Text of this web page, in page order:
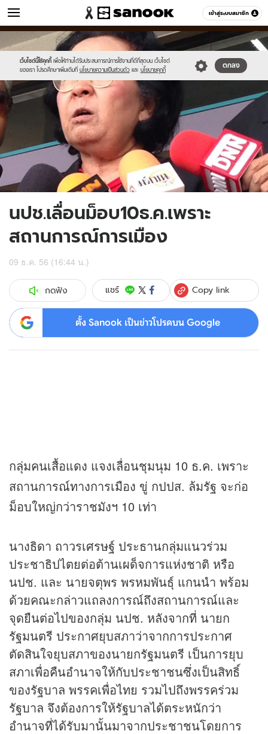
เข้าสู่ระบบสมาชิก
ข่าว หมวดอื่นๆ
เว็บไซต์นี้ใช้คุกกี้ เพื่อให้ท่านได้รับประสบการณ์การใช้งานที่ดีที่สุดบน เว็บไซต์
ของเรา โปรดศึกษาเพิ่มเติมที่ นโยบายความเป็นส่วนตัว และ นโยบายคุกกี้
ตกลง
Sanook
//s.isanook.com/sr/0/images/logo-
new-
sanook.png
//s.isanook.com/ns/0/ud/270/1353293/500575-
01.jpg
นปช.เลื่อนม็อบ10ธ.ค.เพราะ
สถานการณ์การเมือง
09 ธ.ค. 56 (16:44 น.)
กดฟัง แชร์ Copy link
ตั้ง Sanook เป็นข่าวโปรดบน Google
กลุ่มคนเสื้อแดง แจงเลื่อนชุมนุม 10 ธ.ค. เพราะ
สถานการณ์ทางการเมือง ขู่ กปปส. ล้มรัฐ จะก่อ
ม็อบใหญ่กว่าราชมังฯ 10 เท่า
นางธิดา ถาวรเศรษฐ์ ประธานกลุ่มแนวร่วม
ประชาธิปไตยต่อต้านเผด็จการแห่งชาติ หรือ
นปช. และ นายจตุพร พรหมพันธุ์ แกนนำ พร้อม
ด้วยคณะกล่าวแถลงการณ์ถึงสถานการณ์และ
จุดยืนต่อไปของกลุ่ม นปช. หลังจากที่ นายก
รัฐมนตรี ประกาศยุบสภาว่าจากการประกาศ
ตัดสินใจยุบสภาของนายกรัฐมนตรี เป็นการยุบ
สภาเพื่อคืนอำนาจให้กับประชาชนซึ่งเป็นสิทธิ์
ของรัฐบาล พรรคเพื่อไทย รวมไปถึงพรรคร่วม
รัฐบาล จึงต้องการให้รัฐบาลได้ตระหนักว่า
อำนาจที่ได้รับมานั้นมาจากประชาชนโดยการ